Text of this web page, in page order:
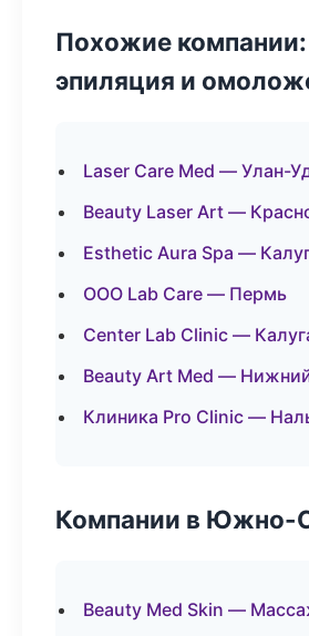
Похожие компании:
эпиляция и
Laser Care Med — Улан-
Beauty Laser Art —
Esthetic Aura Spa —
ООО Lab Care — Пермь
Center Lab Clinic —
Beauty Art Med —
Клиника Pro Clinic —
Компании в Южно-
Beauty Med Skin —